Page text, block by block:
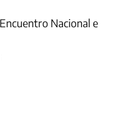
Nacional e